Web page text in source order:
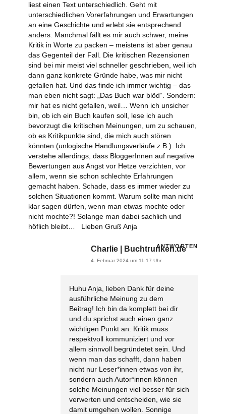
liest einen Text unterschiedlich. Geht mit
unterschiedlichen Vorerfahrungen und Erwartungen
an eine Geschichte und erlebt sie entsprechend
anders. Manchmal fällt es mir auch schwer, meine
Kritik in Worte zu packen – meistens ist aber genau
das Gegenteil der Fall. Die kritischen Rezensionen
sind bei mir meist viel schneller geschrieben, weil ich
dann ganz konkrete Gründe habe, was mir nicht
gefallen hat. Und das finde ich immer wichtig – das
man eben nicht sagt: „Das Buch war blöd“. Sondern:
mir hat es nicht gefallen, weil…
Wenn ich unsicher
bin, ob ich ein Buch kaufen soll, lese ich auch
bevorzugt die kritischen Meinungen, um zu schauen,
ob es Kritikpunkte sind, die mich auch stören
könnten (unlogische Handlungsverläufe z.B.).
Ich
verstehe allerdings, dass BloggerInnen auf negative
Bewertungen aus Angst vor Hetze verzichten, vor
allem, wenn sie schon schlechte Erfahrungen
gemacht haben. Schade, dass es immer wieder zu
solchen Situationen kommt. Warum sollte man nicht
klar sagen dürfen, wenn man etwas mochte oder
nicht mochte?! Solange man dabei sachlich und
höflich bleibt…
Lieben Gruß Anja
Charlie | Buchtrunken.de
4. Februar 2024 um 11:17 Uhr
Huhu Anja,
lieben Dank für deine
ausführliche Meinung zu dem
Beitrag! Ich bin da komplett bei dir
und du sprichst auch einen ganz
wichtigen Punkt an: Kritik muss
respektvoll kommuniziert und vor
allem sinnvoll begründetet sein.
Und
wenn man das schafft, dann haben
nicht nur Leser*innen etwas von ihr,
sondern auch Autor*innen können
solche Meinungen viel besser für sich
verwerten und entscheiden, wie sie
damit umgehen wollen. Sonnige
ANTWORTEN